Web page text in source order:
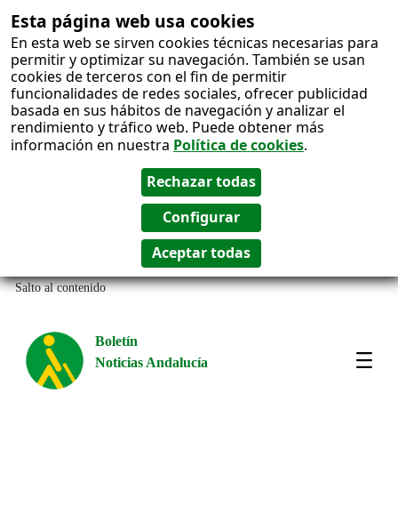
Esta página web usa cookies
En esta web se sirven cookies técnicas necesarias para
permitir y optimizar su navegación. También se usan
cookies de terceros con el fin de permitir
funcionalidades de redes sociales, ofrecer publicidad
basada en sus hábitos de navegación y analizar el
rendimiento y tráfico web. Puede obtener más
información en nuestra Política de cookies.
Salto al contenido
Boletín
Noticias Andalucía